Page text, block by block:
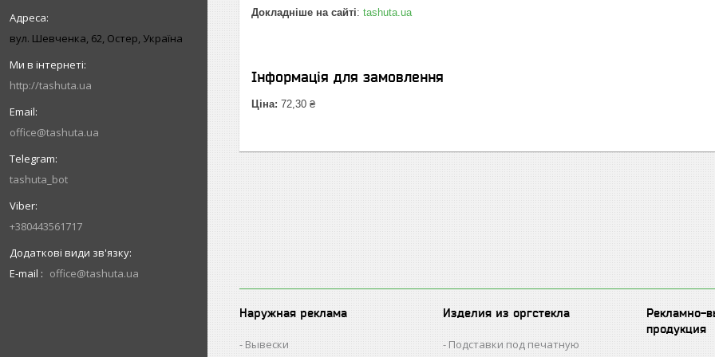
вул. Шевченка, 62, Остер, Україна
http://tashuta.ua
office@tashuta.ua
tashuta_bot
+380443561717
E-mail office@tashuta.ua
Докладніше на сайті: tashuta.ua
Інформація для замовлення
Ціна: 72,30 ₴
Наружная реклама
Вывески
Изделия из оргстекла
Подставки под печатную
Рекламно-
продукция